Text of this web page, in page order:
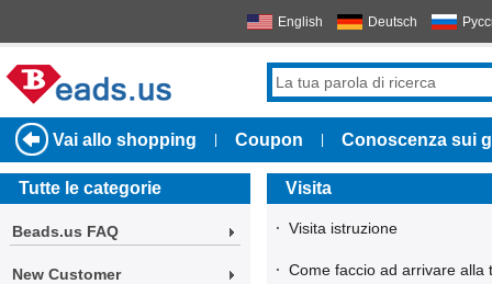
English Deutsch
Vai allo shopping Coupon Conoscenza sui
Tutte le categorie
Beads.us FAQ
New Customer
Visita
· Visita istruzione
· Come faccio ad arrivare alla